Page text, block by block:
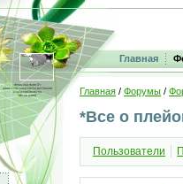
Главная
Главная / Форумы /
*Все о
Пользователи